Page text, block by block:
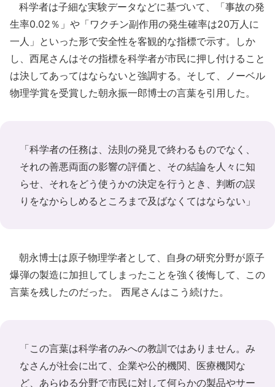
科学者は子細な実験データなどに基づいて、「事故の発
生率0.02％」や「ワクチン副作用の発生確率は20万人に
一人」といった形で安全性を客観的な指標で示す。しか
し、西尾さんはその指標を科学者が市民に押し付けること
は決してあってはならないと強調する。そして、ノーベル
物理学賞を受賞した朝永振一郎博士の言葉を引用した。
「科学者の任務は、法則の発見で終わるものでなく、
それの善悪両面の影響の評価と、その結論を人々に知
らせ、それをどう使うかの決定を行うとき、判断の誤
りをなからしめるところまで及ばなくてはならない」
朝永博士は原子物理学者として、自身の研究分野が原子
爆弾の製造に加担してしまったことを強く後悔して、この
言葉を残したのだった。 西尾さんはこう続けた。
「この言葉は科学者のみへの教訓ではありません。み
なさんが社会に出て、企業や公的機関、医療機関な
ど、あらゆる分野で市民に対して何らかの製品やサー